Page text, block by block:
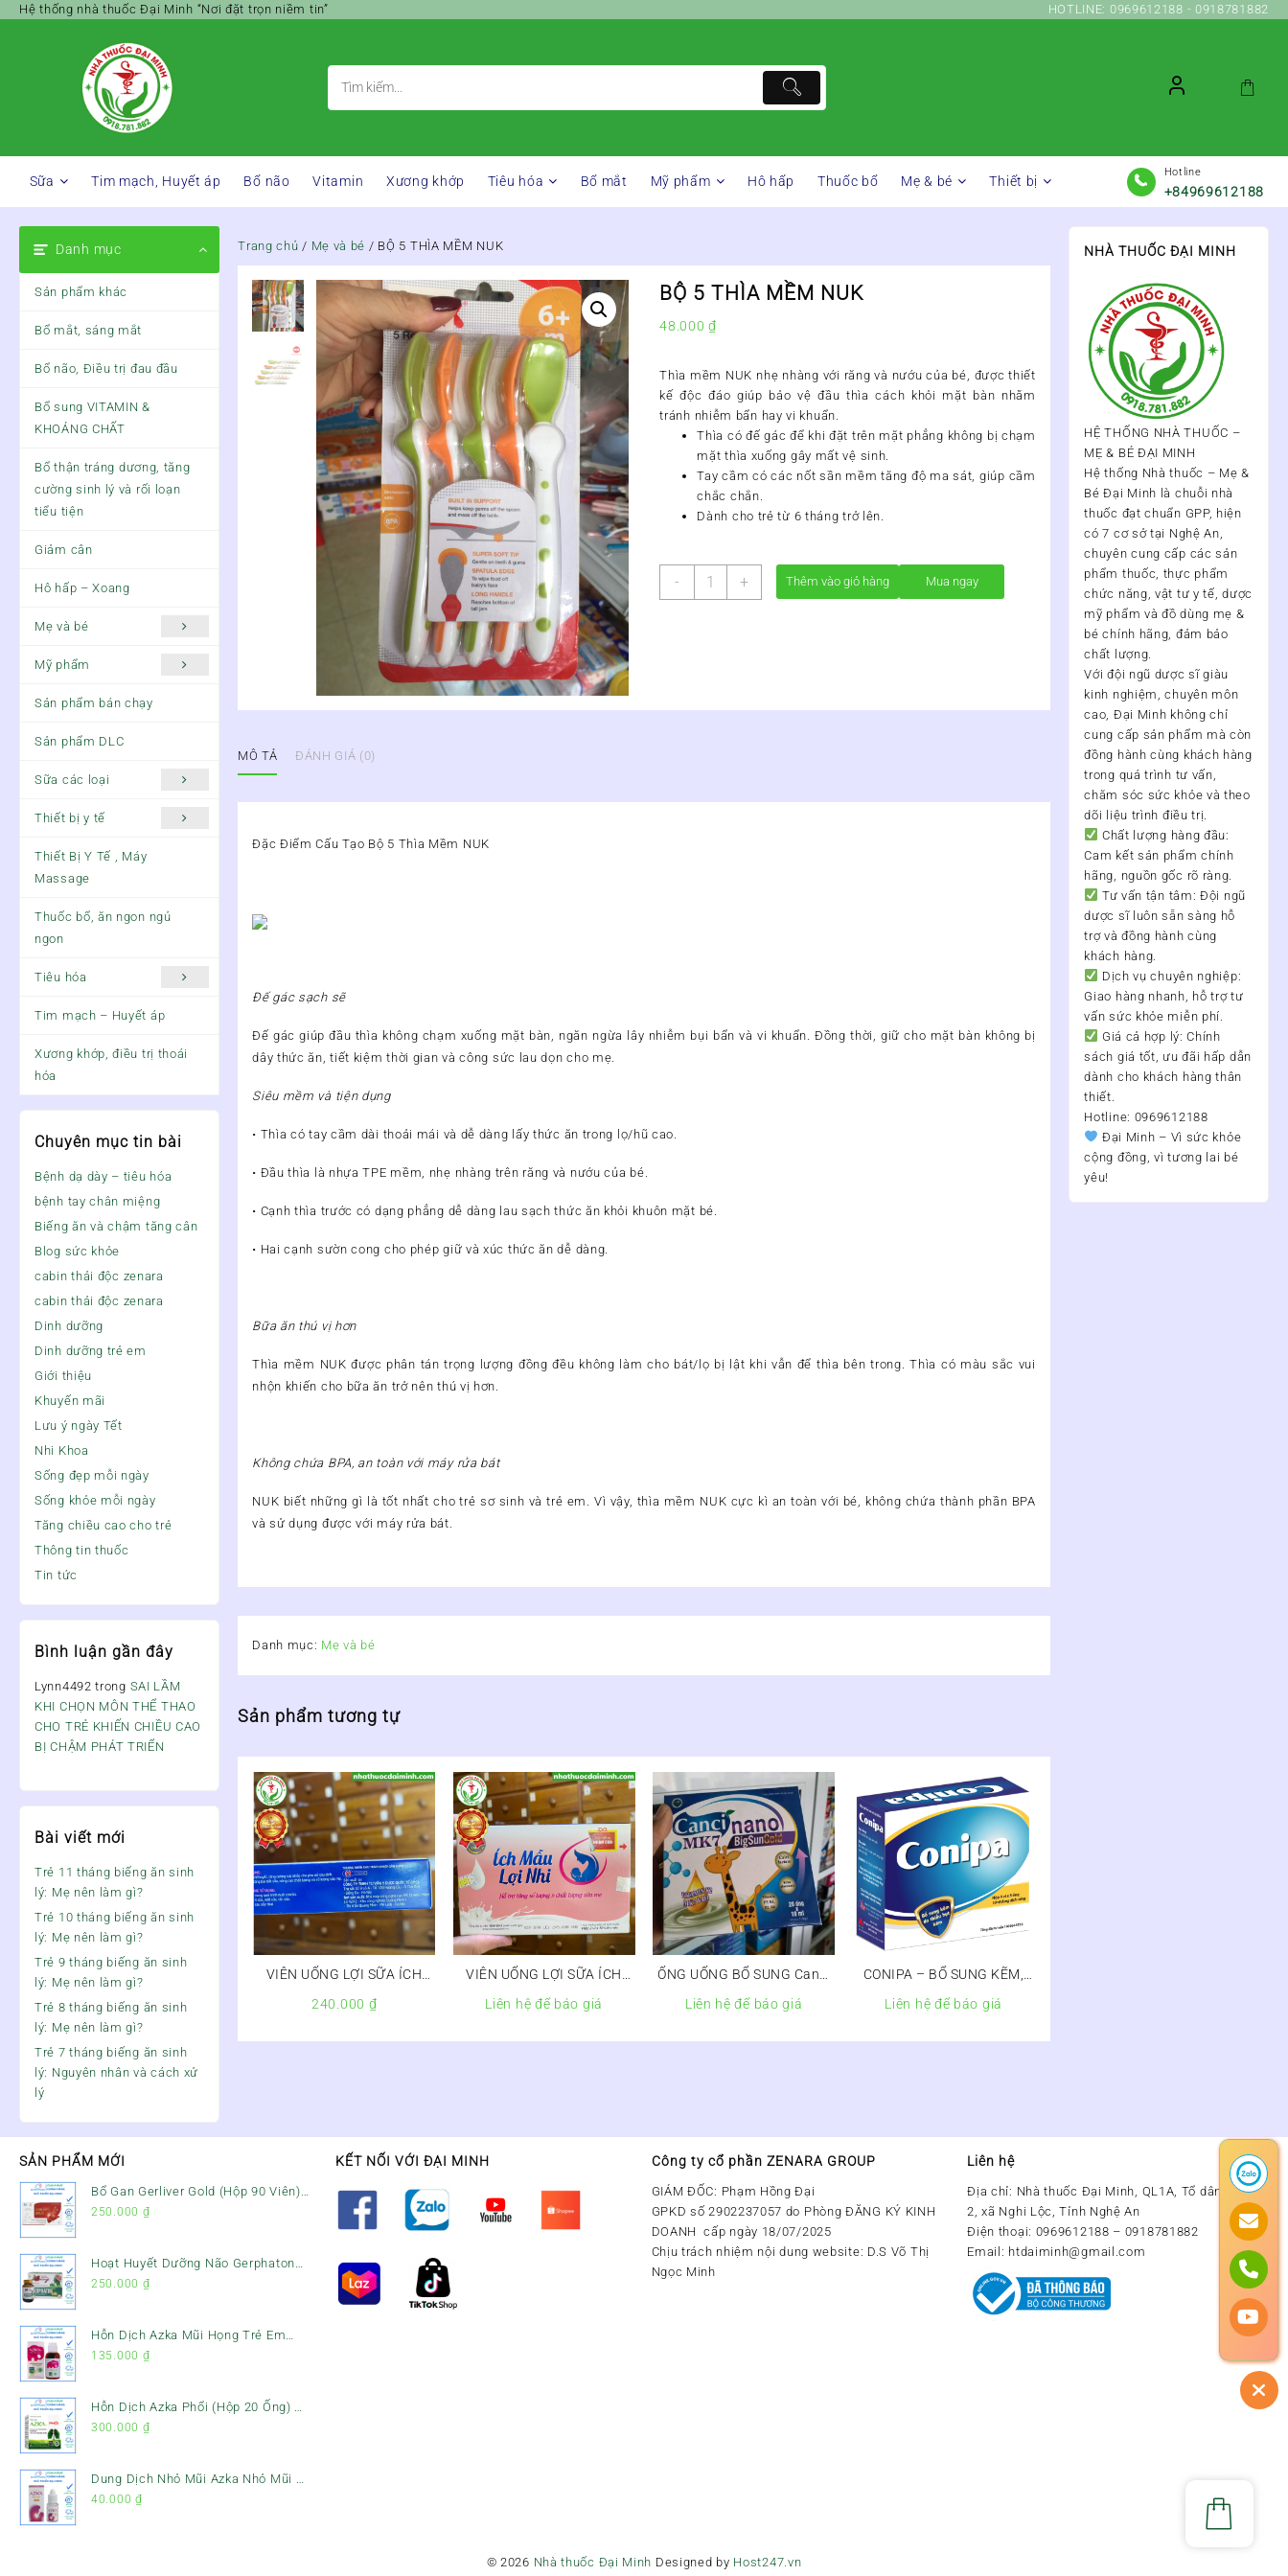
SkipHệ thống nhà thuốc Đại Minh “Nơi đặt trọn niềm tin” HOTLINE: 0969612188 - 0918781882
Sữa Tim mạch, Huyết áp Bổ não Vitamin Xương khớp Tiêu hóa Bổ mắt Mỹ phẩm Hô hấp Thuốc bổ Mẹ & bé Thiết bị
Hotline
+84969612188
Danh mục
Sản phẩm khác
Bổ mắt, sáng mắt
Bổ não, Điều trị đau đầu
Bổ sung VITAMIN &
KHOÁNG CHẤT
Bổ thận tráng dương, tăng
cường sinh lý và rối loạn
tiểu tiện
Giảm cân
Hô hấp – Xoang
Mẹ và bé
Mỹ phẩm
Sản phẩm bán chạy
Sản phẩm DLC
Sữa các loại
Thiết bị y tế
Thiết Bị Y Tế , Máy
Massage
Thuốc bổ, ăn ngon ngủ
ngon
Tiêu hóa
Tim mạch – Huyết áp
Xương khớp, điều trị thoái
hóa
Chuyên mục tin bài
Bệnh dạ dày – tiêu hóa
bệnh tay chân miệng
Biếng ăn và chậm tăng cân
Blog sức khỏe
cabin thải độc zenara
cabin thải độc zenara
Dinh dưỡng
Dinh dưỡng trẻ em
Giới thiệu
Khuyến mãi
Lưu ý ngày Tết
Nhi Khoa
Sống đẹp mỗi ngày
Sống khỏe mỗi ngày
Tăng chiều cao cho trẻ
Thông tin thuốc
Tin tức
Bình luận gần đây
Lynn4492 trong SAI LẦM
KHI CHỌN MÔN THỂ THAO
CHO TRẺ KHIẾN CHIỀU CAO
BỊ CHẬM PHÁT TRIỂN
Bài viết mới
Trẻ 11 tháng biếng ăn sinh
lý: Mẹ nên làm gì?
Trẻ 10 tháng biếng ăn sinh
lý: Mẹ nên làm gì?
Trẻ 9 tháng biếng ăn sinh
lý: Mẹ nên làm gì?
Trẻ 8 tháng biếng ăn sinh
lý: Mẹ nên làm gì?
Trẻ 7 tháng biếng ăn sinh
lý: Nguyên nhân và cách xử
lý
Trang chủ / Mẹ và bé / BỘ 5 THÌA MỀM NUK
BỘ 5 THÌA MỀM NUK
48.000₫
Thìa mềm NUK nhẹ nhàng với răng và nướu của bé, được thiết
kế độc đáo giúp bảo vệ đầu thìa cách khỏi mặt bàn nhằm
tránh nhiễm bẩn hay vi khuẩn.
Thìa có đế gác để khi đặt trên mặt phẳng không bị chạm
mặt thìa xuống gây mất vệ sinh.
Tay cầm có các nốt sần mềm tăng độ ma sát, giúp cầm
chắc chắn.
Dành cho trẻ từ 6 tháng trở lên.
-
BỘ
+ Thêm vào giỏ hàng Mua ngay
MÔ TẢ ĐÁNH GIÁ (0)
Đặc Điểm Cấu Tạo Bộ 5 Thìa Mềm NUK
Đế gác sạch sẽ
Đế gác giúp đầu thìa không chạm xuống mặt bàn, ngăn ngừa lây nhiễm bụi bẩn và vi khuẩn. Đồng thời, giữ cho mặt bàn không bị
dây thức ăn, tiết kiệm thời gian và công sức lau dọn cho mẹ.
Siêu mềm và tiện dụng
• Thìa có tay cầm dài thoải mái và dễ dàng lấy thức ăn trong lọ/hũ cao.
• Đầu thìa là nhựa TPE mềm, nhẹ nhàng trên răng và nướu của bé.
• Cạnh thìa trước có dạng phẳng dễ dàng lau sạch thức ăn khỏi khuôn mặt bé.
• Hai cạnh sườn cong cho phép giữ và xúc thức ăn dễ dàng.
Bữa ăn thú vị hơn
Thìa mềm NUK được phân tán trọng lượng đồng đều không làm cho bát/lọ bị lật khi vẫn để thìa bên trong. Thìa có màu sắc vui
nhộn khiến cho bữa ăn trở nên thú vị hơn.
Không chứa BPA, an toàn với máy rửa bát
NUK biết những gì là tốt nhất cho trẻ sơ sinh và trẻ em. Vì vậy, thìa mềm NUK cực kì an toàn với bé, không chứa thành phần BPA
và sử dụng được với máy rửa bát.
Danh mục: Mẹ và bé
Sản phẩm tương tự
VIÊN UỐNG LỢI SỮA ÍCH
hàng,Hộp 2 vỉ x 10 viên
240.000 ₫
VIÊN UỐNG LỢI SỮA ÍCH
MẪU LỢI NHI
Liên hệ để báo giá
ỐNG UỐNG BỔ SUNG Canxi
CANCI NANO MK7 BIGSUN
Liên hệ để báo giá
CONIPA – BỔ SUNG KẼM,
TĂNG SỨC ĐỀ KHÁNG
Liên hệ để báo giá
NHÀ THUỐC ĐẠI MINH
HỆ THỐNG NHÀ THUỐC –
MẸ & BÉ ĐẠI MINH
Hệ thống Nhà thuốc – Mẹ &
Bé Đại Minh là chuỗi nhà
thuốc đạt chuẩn GPP, hiện
có7 cơ sở tại Nghệ An,
chuyên cung cấp các sản
phẩm thuốc, thực phẩm
chức năng, vật tư y tế, dược
mỹ phẩm và đồ dùng mẹ &
bé chính hãng, đảm bảo
chất lượng.
Với đội ngũ dược sĩ giàu
kinh nghiệm, chuyên môn
cao, Đại Minh không chỉ
cung cấp sản phẩm mà còn
đồng hành cùng khách hàng
trong quá trình tư vấn,
chăm sóc sức khỏe và theo
dõi liệu trình điều trị.
Chất lượng hàng đầu:
Cam kết sản phẩm chính
hãng, nguồn gốc rõ ràng.
Tư vấn tận tâm: Đội ngũ
dược sĩ luôn sẵn sàng hỗ
trợ và đồng hành cùng
khách hàng.
Dịch vụ chuyên nghiệp:
Giao hàng nhanh, hỗ trợ tư
vấn sức khỏe miễn phí.
Giá cả hợp lý: Chính
sách giá tốt, ưu đãi hấp dẫn
dành cho khách hàng thân
thiết.
Hotline: 0969612188
Đại Minh – Vì sức khỏe
cộng đồng, vì tương lai bé
yêu!
SẢN PHẨM MỚI
Bổ Gan Gerliver Gold (Hộp 90 Viên)
– Hỗ Trợ Giải Độc Gan, Mát Gan &
250.000 ₫
Hoạt Huyết Dưỡng Não Gerphaton
Gold Hộp 120 Viên – Giảm Đau Đầu,
250.000 ₫
Hỗn Dịch Azka Mũi Họng Trẻ Em
(Chai 120ml) – Giảm Ho, Tiêu Đờm
135.000 ₫
Hỗn Dịch Azka Phổi (Hộp 20 Ống) –
Hỗ Trợ Giảm Ho, Tiêu Đờm & Bổ
300.000 ₫
Dung Dịch Nhỏ Mũi Azka Nhỏ Mũi –
Giảm Ngạt Mũi, Sổ Mũi Cho Trẻ Sơ
40.000 ₫
KẾT NỐI VỚI ĐẠI MINH Công ty cổ phần ZENARA GROUP
GIÁM ĐỐC: Phạm Hồng Đại
GPKD số 2902237057 do Phòng ĐĂNG KÝ KINH
DOANH cấp ngày 18/07/2025
Chịu trách nhiệm nội dung website: D.S Võ Thị
Ngọc Minh
Liên hệ
Địa chỉ: Nhà thuốc Đại Minh, QL1A, Tổ dân phố số
2, xã Nghi Lộc, Tỉnh Nghệ An
Điện thoại: 0969612188 – 0918781882
Email: htdaiminh@gmail.com
© 2026 Nhà thuốc Đại Minh Designed by Host247.vn